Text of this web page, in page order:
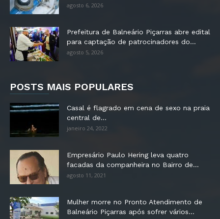
agosto 6, 2026
Prefeitura de Balneário Piçarras abre edital
para captação de patrocinadores do...
agosto 5, 2026
POSTS MAIS POPULARES
Casal é flagrado em cena de sexo na praia
central de...
janeiro 24, 2022
Empresário Paulo Hering leva quatro
facadas da companheira no Bairro de...
agosto 11, 2021
Mulher morre no Pronto Atendimento de
Balneário Piçarras após sofrer vários...